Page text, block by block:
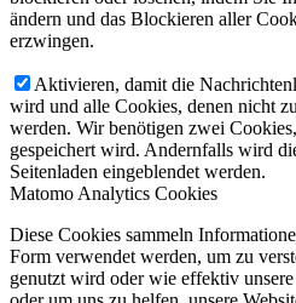
ändern und das Blockieren aller
erzwingen.
Aktivieren, damit die
wird und alle Cookies, denen nicht
werden. Wir benötigen zwei
gespeichert wird. Andernfalls wird
Seitenladen eingeblendet werden.
Matomo Analytics Cookies
Diese Cookies sammeln
Form verwendet werden, um zu
genutzt wird oder wie effektiv